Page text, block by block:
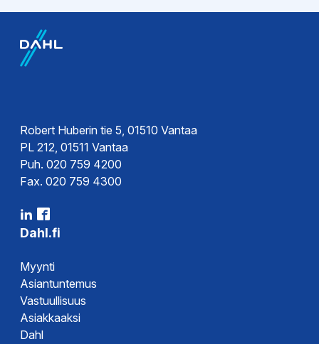
Asennusohje
Robert Huberin tie 5, 01510 Vantaa
PL 212, 01511 Vantaa
Puh. 020 759 4200
Fax. 020 759 4300
Dahl.fi
Myynti
Asiantuntemus
Vastuullisuus
Asiakkaaksi
Dahl